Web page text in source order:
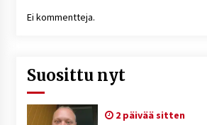
Ei kommentteja.
Suosittu nyt
2 päivää sitten